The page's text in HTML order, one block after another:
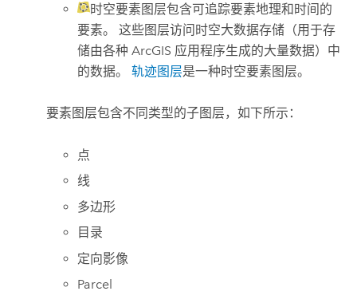
时空要素图层包含可追踪要素地理和时间的
要素。这些图层访问时空大数据存储（用于存
储由各种 ArcGIS 应用程序生成的大量数据）中
的数据。
轨迹图层是一种时空要素图层。
要素图层包含不同类型的子图层，如下所示：
点
线
多边形
目录
定向影像
Parcel